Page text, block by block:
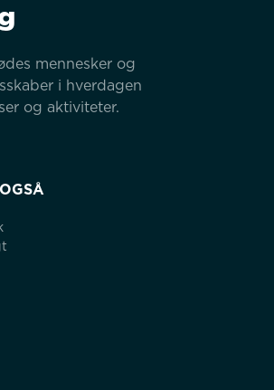
mennesker og
i hverdagen
og aktiviteter.